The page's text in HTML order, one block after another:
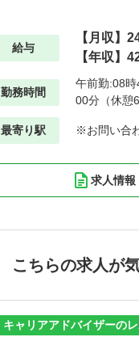
給与
【月収】
【年収】
勤務時間
午前勤:08
00分（休憩
最寄り駅 ※お問い合
求人情報
こちらの求人が
キャリアアドバイザーの